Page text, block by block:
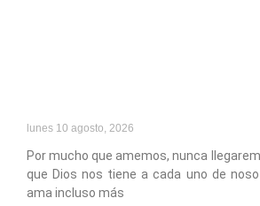
lunes 10 agosto, 2026
Por mucho que amemos, nunca
que Dios nos tiene a cada uno de
ama incluso más